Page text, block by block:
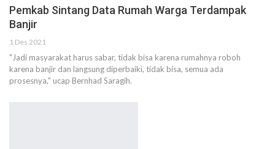
Pemkab Sintang Data Rumah Warga Terdampak
Banjir
1 Des 2021
"Jadi masyarakat harus sabar, tidak bisa karena rumahnya roboh
karena banjir dan langsung diperbaiki, tidak bisa, semua ada
prosesnya," ucap Bernhad Saragih.